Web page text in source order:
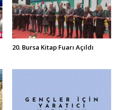
20. Bursa Kitap Fuarı Açıldı